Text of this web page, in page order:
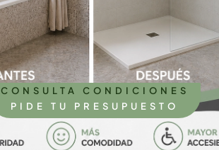
CONSULTA CONDICIONES
PIDE TU PRESUPUESTO